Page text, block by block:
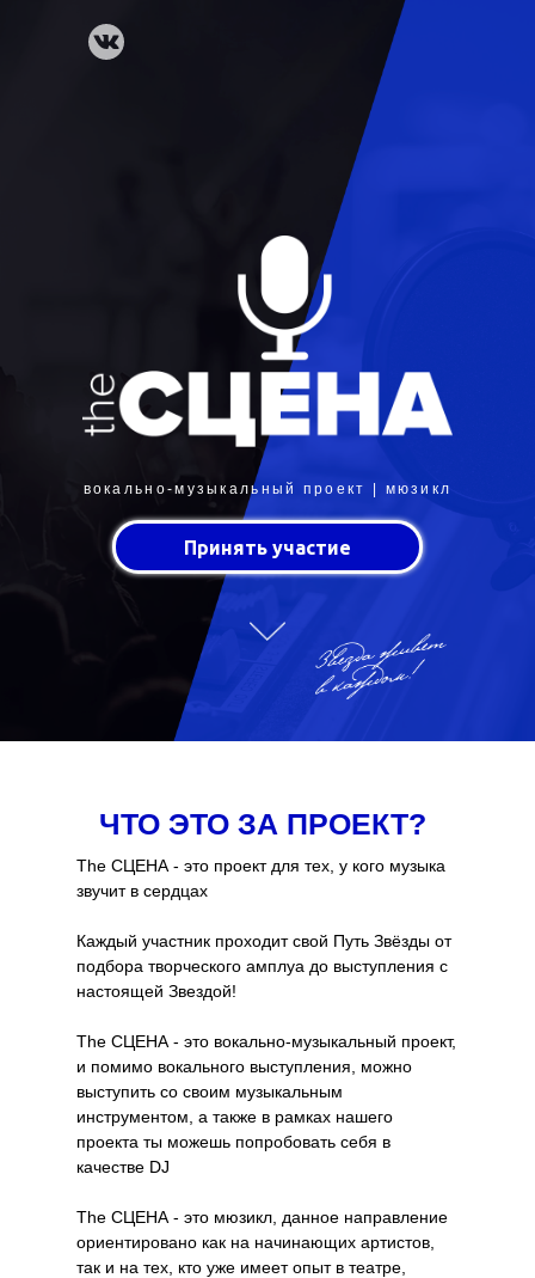
вокально-музыкальный проект | мюзикл
Принять участие
The СЦЕНА - это проект для тех, у кого музыка
звучит в сердцах
Каждый участник проходит свой Путь Звёзды от
подбора творческого амплуа до выступления с
настоящей Звездой!
The СЦЕНА - это вокально-музыкальный проект,
и помимо вокального выступления, можно
выступить со своим музыкальным
инструментом, а также в рамках нашего
проекта ты можешь попробовать себя в
качестве DJ
The СЦЕНА - это мюзикл, данное направление
ориентировано как на начинающих артистов,
так и на тех, кто уже имеет опыт в театре,
ЧТО ЭТО ЗА ПРОЕКТ?